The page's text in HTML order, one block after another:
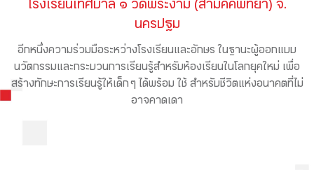
โรงเรียนเทศบาล ๑ วัดพระงาม (สามัคคีพิทยา) จ.
นครปฐม
อีกหนึ่งความร่วมมือระหว่างโรงเรียนและอักษร ในฐานะผู้ออกแบบ
นวัตกรรมและกระบวนการเรียนรู้สำหรับห้องเรียนในโลกยุคใหม่ เพื่อ
สร้างทักษะการเรียนรู้ให้เด็ก ๆ ได้พร้อม ใช้ สำหรับชีวิตแห่งอนาคตที่ไม่
อาจคาดเดา